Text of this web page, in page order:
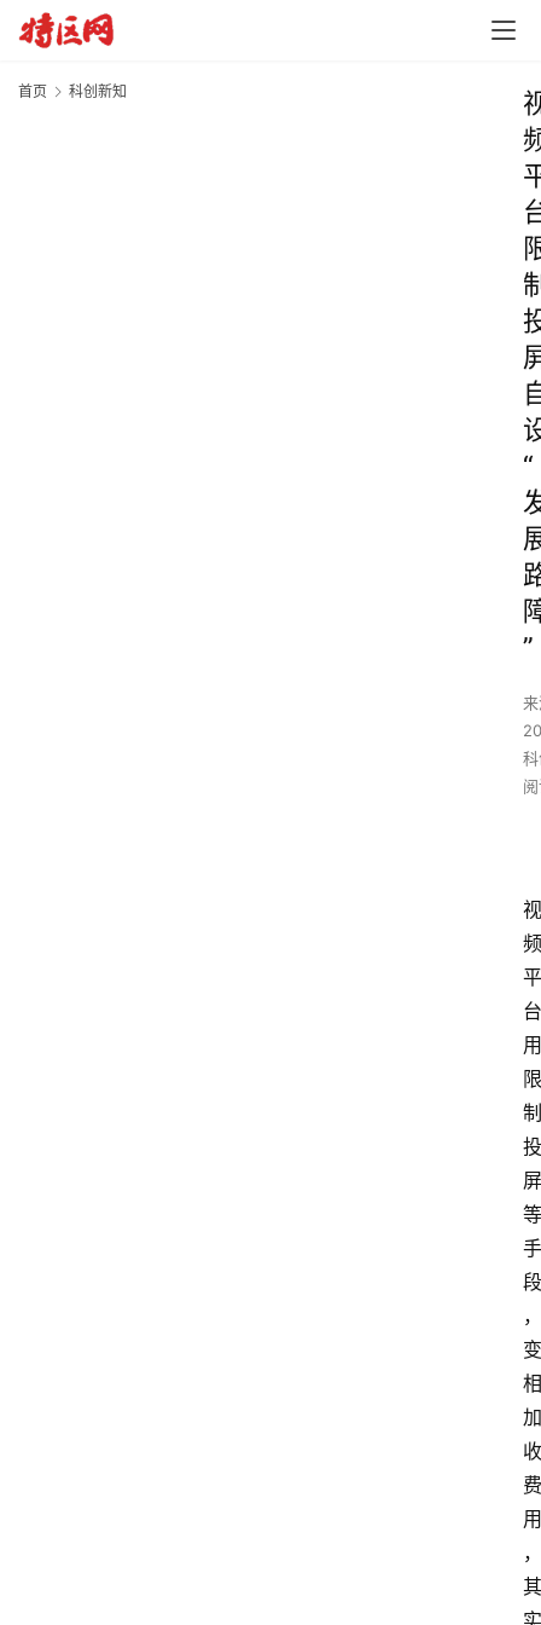
首页 科创新知
“
”
视
频
平
台
用
限
制
投
屏
等
手
段
，
变
相
加
收
费
用
，
其
实